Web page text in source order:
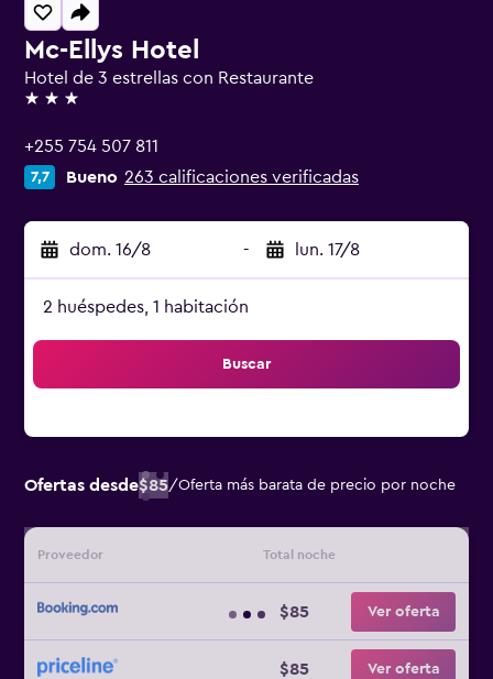
Mc-Ellys Hotel
Hotel de 3 estrellas con Restaurante
3 estrellas
+255 754 507 811
7,7 Bueno 263 calificaciones verificadas
dom. 16/8 - lun. 17/8
2 huéspedes, 1 habitación
Buscar
Ofertas desde$85/Oferta más barata de precio por noche
Proveedor Total noche
$85 Ver oferta
$85 Ver oferta